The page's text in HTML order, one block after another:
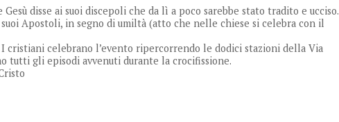
disse ai suoi discepoli che da lì a poco sarebbe stato tradito e ucciso.
Apostoli, in segno di umiltà (atto che nelle chiese si celebra con il
I cristiani celebrano l’evento ripercorrendo le dodici stazioni della Via
tutti gli episodi avvenuti durante la crocifissione.